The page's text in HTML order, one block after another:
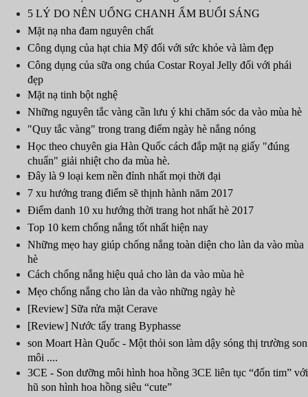
5 LÝ DO NÊN UỐNG CHANH ẤM BUỔI SÁNG
Mặt nạ nha đam nguyên chất
Công dụng của hạt chia Mỹ đối với sức khỏe và làm đẹp
Công dụng của sữa ong chúa Costar Royal Jelly đối với phái
đẹp
Mặt nạ tinh bột nghệ
Những nguyên tắc vàng cần lưu ý khi chăm sóc da vào mùa hè
"Quy tắc vàng" trong trang điểm ngày hè nắng nóng
Học theo chuyên gia Hàn Quốc cách đắp mặt nạ giấy "đúng
chuẩn" giải nhiệt cho da mùa hè.
Đây là 9 loại kem nền đỉnh nhất mọi thời đại
7 xu hướng trang điểm sẽ thịnh hành năm 2017
Điểm danh 10 xu hướng thời trang hot nhất hè 2017
Top 10 kem chống nắng tốt nhất hiện nay
Những mẹo hay giúp chống nắng toàn diện cho làn da vào mùa
hè
Cách chống nắng hiệu quả cho làn da vào mùa hè
Mẹo chống nắng cho làn da vào những ngày hè
[Review] Sữa rửa mặt Cerave
[Review] Nước tẩy trang Byphasse
son Moart Hàn Quốc - Một thỏi son làm dậy sóng thị trường son
môi ....
3CE - Son dưỡng môi hình hoa hồng 3CE liên tục “đốn tim” với
hũ son hình hoa hồng siêu “cute”